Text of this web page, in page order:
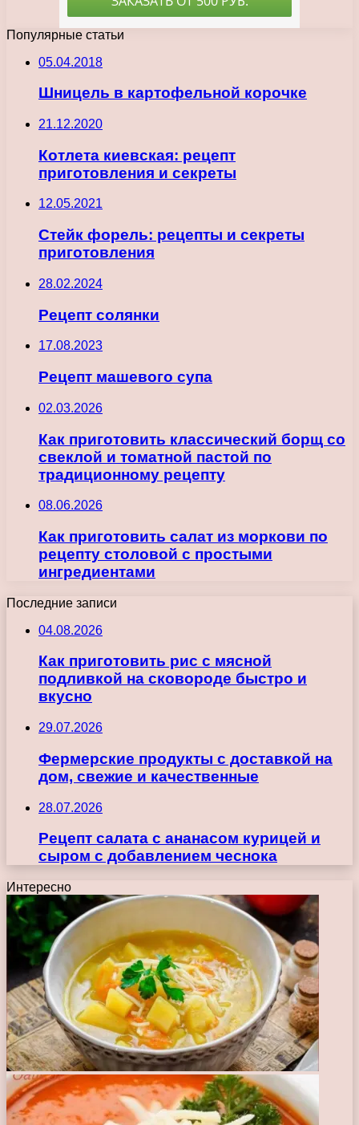
Популярные статьи
05.04.2018
Шницель в картофельной корочке
21.12.2020
Котлета киевская: рецепт
приготовления и секреты
12.05.2021
Стейк форель: рецепты и секреты
приготовления
28.02.2024
Рецепт солянки
17.08.2023
Рецепт машевого супа
02.03.2026
Как приготовить классический борщ со
свеклой и томатной пастой по
традиционному рецепту
08.06.2026
Как приготовить салат из моркови по
рецепту столовой с простыми
ингредиентами
Последние записи
04.08.2026
Как приготовить рис с мясной
подливкой на сковороде быстро и
вкусно
29.07.2026
Фермерские продукты с доставкой на
дом, свежие и качественные
28.07.2026
Рецепт салата с ананасом курицей и
сыром с добавлением чеснока
Интересно